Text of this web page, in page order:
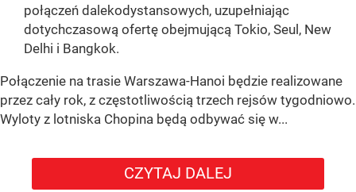
połączeń dalekodystansowych, uzupełniając
dotychczasową ofertę obejmującą Tokio, Seul, New
Delhi i Bangkok.
Połączenie na trasie Warszawa-Hanoi będzie realizowane
przez cały rok, z częstotliwością trzech rejsów tygodniowo.
Wyloty z lotniska Chopina będą odbywać się w...
CZYTAJ DALEJ